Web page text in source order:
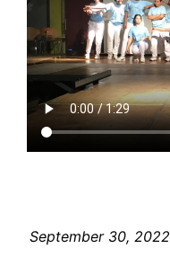
September 30, 2022